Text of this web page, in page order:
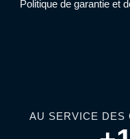
Politique de garantie et
AU SERVICE DES